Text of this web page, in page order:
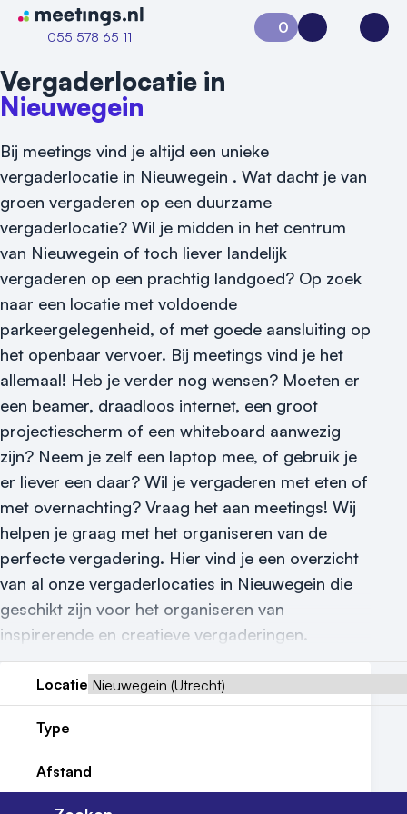
Naar home van Meetings
055 578 65 11
Vraag locatie aan
Locatiegids
Meld locatie aan
Nieuws
Reviews (5⭐️)
Contact
0
Aanvraag 0Inloggen
Vergaderlocatie in
Nieuwegein
Bij meetings vind je altijd een unieke
vergaderlocatie in Nieuwegein . Wat dacht je van
groen vergaderen op een duurzame
vergaderlocatie? Wil je midden in het centrum
van Nieuwegein of toch liever landelijk
vergaderen op een prachtig landgoed? Op zoek
naar een locatie met voldoende
parkeergelegenheid, of met goede aansluiting op
het openbaar vervoer. Bij meetings vind je het
allemaal! Heb je verder nog wensen? Moeten er
een beamer, draadloos internet, een groot
projectiescherm of een whiteboard aanwezig
zijn? Neem je zelf een laptop mee, of gebruik je
er liever een daar? Wil je vergaderen met eten of
met overnachting? Vraag het aan meetings! Wij
helpen je graag met het organiseren van de
perfecte vergadering. Hier vind je een overzicht
van al onze vergaderlocaties in Nieuwegein die
geschikt zijn voor het organiseren van
inspirerende en creatieve vergaderingen.
Locatie
Type
Afstand